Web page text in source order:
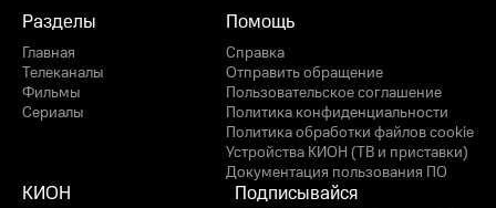
Разделы
Главная
Телеканалы
Фильмы
Сериалы
Помощь
Справка
Отправить обращение
Пользовательское соглашение
Политика конфиденциальности
Политика обработки файлов cookie
Устройства КИОН (ТВ и приставки)
Документация пользования ПО
КИОН Подписывайся